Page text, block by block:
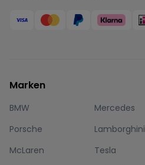
Marken
BMW Mercedes
Porsche
Lamborghini
McLaren
Tesla